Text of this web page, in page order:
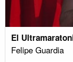
El
Felipe Guardia